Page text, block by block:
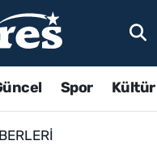
Spor